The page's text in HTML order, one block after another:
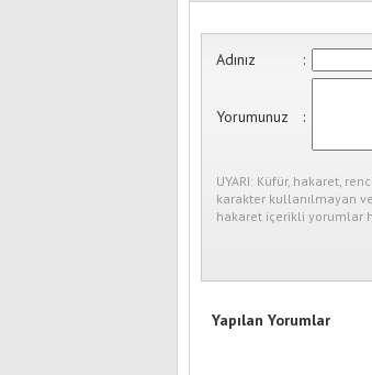
Adınız :
Yorumunuz :
UYARI: Küfür, hakaret,
karakter kullanılmayan
hakaret içerikli yorumlar
Yapılan Yorumlar